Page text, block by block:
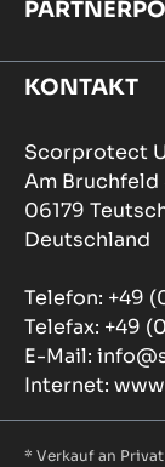
KONTAKT
Scorprotect
Am Bruchfeld
06179
Deutschland
Telefon: +49
Telefax: +49
E-Mail:
Internet:
* Verkauf an